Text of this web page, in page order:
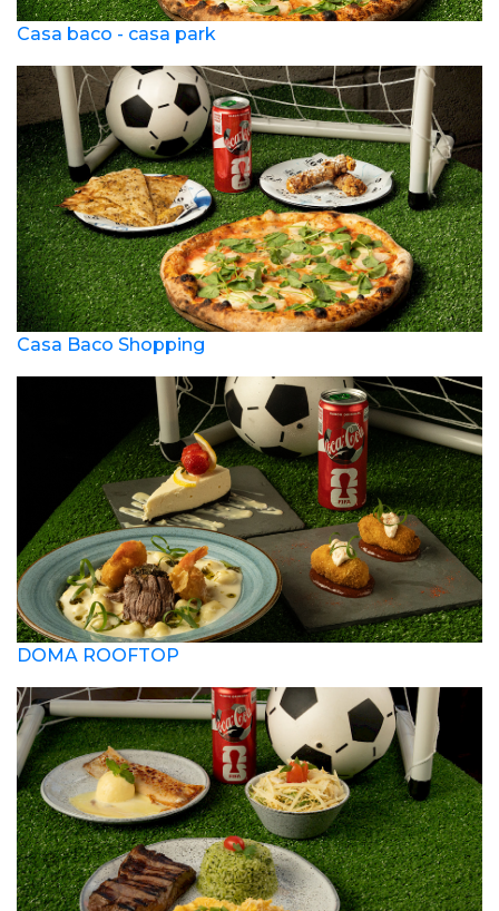
Casa baco - casa park
Casa Baco Shopping
DOMA ROOFTOP